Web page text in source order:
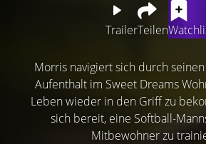
TrailerTeilen
Morris navigiert sich durch
Aufenthalt im Sweet Dreams
Leben wieder in den Griff zu
sich bereit, eine Softball-
Mitbewohner zu